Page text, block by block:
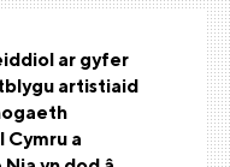
ar gyfer
artistiaid
a